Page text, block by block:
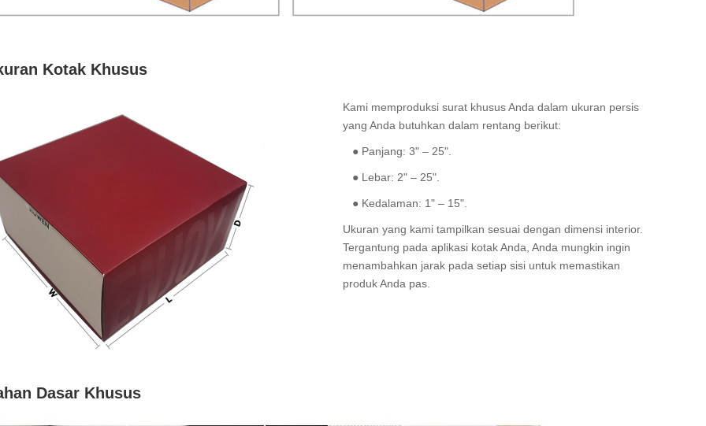
Kotak Khusus
Kami memproduksi surat khusus Anda dalam ukuran persis
yang Anda butuhkan dalam rentang berikut:
● Panjang: 3" – 25".
● Lebar: 2" – 25".
● Kedalaman: 1" – 15".
Ukuran yang kami tampilkan sesuai dengan dimensi interior.
Tergantung pada aplikasi kotak Anda, Anda mungkin ingin
menambahkan jarak pada setiap sisi untuk memastikan
produk Anda pas.
Dasar Khusus